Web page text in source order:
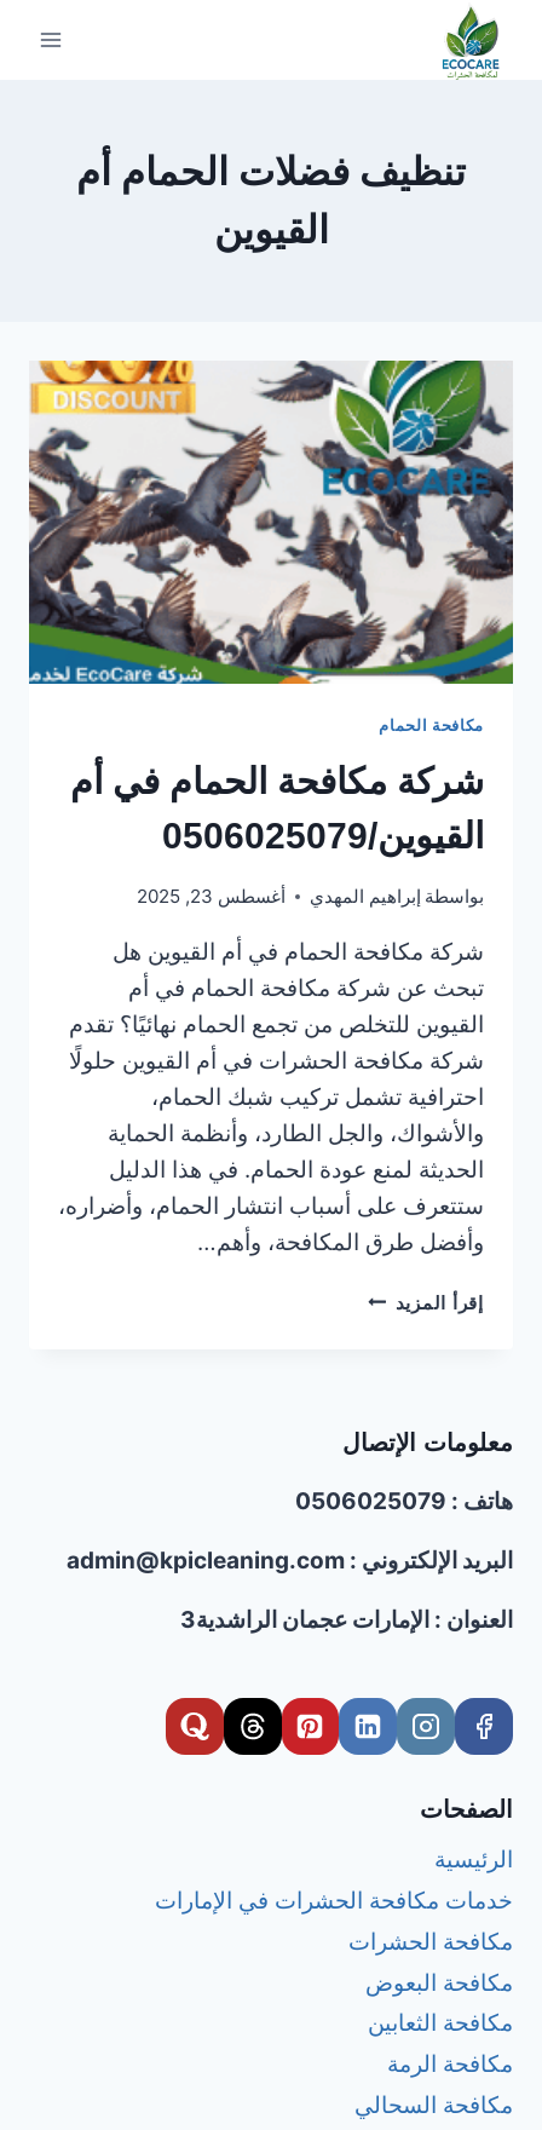
التجاوز
تنظيف فضلات الحمام أم
القيوين
مكافحة الحمام
شركة مكافحة الحمام في أم
القيوين/0506025079
بواسطة إبراهيم المهدي أغسطس 23, 2025
شركة مكافحة الحمام في أم القيوين هل
تبحث عن شركة مكافحة الحمام في أم
القيوين للتخلص من تجمع الحمام نهائيًا؟ تقدم
شركة مكافحة الحشرات في أم القيوين حلولًا
احترافية تشمل تركيب شبك الحمام،
والأشواك، والجل الطارد، وأنظمة الحماية
الحديثة لمنع عودة الحمام. في هذا الدليل
ستتعرف على أسباب انتشار الحمام، وأضراره،
وأفضل طرق المكافحة، وأهم…
إقرأ المزيد شركة
القيوين/0506025079
معلومات الإتصال
هاتف : 0506025079
البريد الإلكتروني : admin@kpicleaning.com
العنوان : الإمارات عجمان الراشدية3
الصفحات
الرئيسية
خدمات مكافحة الحشرات في الإمارات
مكافحة الحشرات
مكافحة البعوض
مكافحة الثعابين
مكافحة الرمة
مكافحة السحالي